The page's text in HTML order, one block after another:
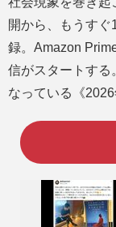
開から、もうす
録。Amazon
信がスタートする
なっている《2026